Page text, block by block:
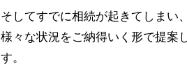
そしてすでに相続が起きてしまい
様々な状況をご納得いく形で提案
す。